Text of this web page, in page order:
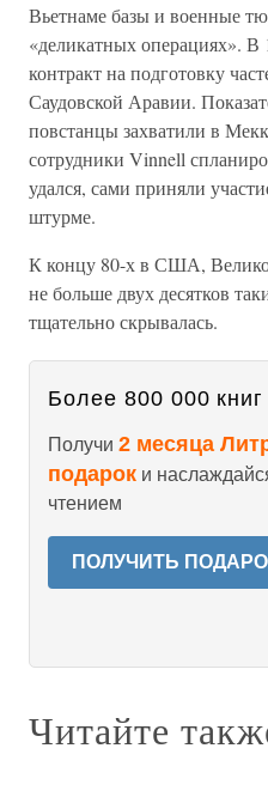
Вьетнаме базы и военные
«деликатных операциях».
контракт на подготовку
Саудовской Аравии.
повстанцы захватили в
сотрудники Vinnell
удался, сами приняли
штурме.
К концу 80-х в США,
не больше двух десятков
тщательно скрывалась.
Более 800 000
Получи 2 месяца
подарок и
чтением
ПОЛУЧИТЬ
Читайте